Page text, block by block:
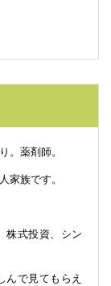
。薬剤師。
家族です。
株式投資、シン
んで見てもらえ